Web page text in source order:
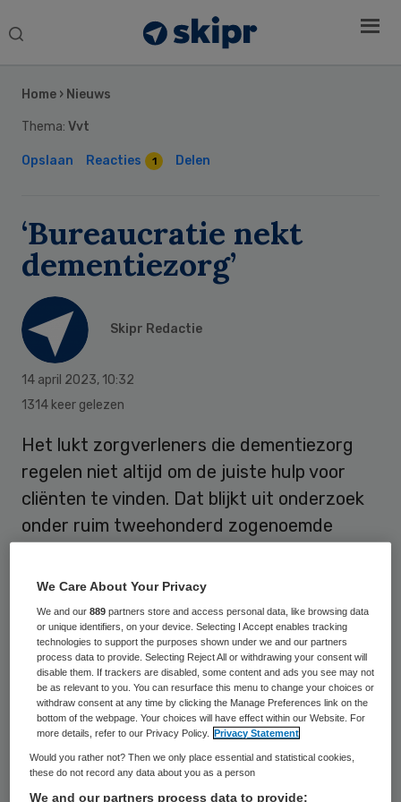
Search
Home › Nieuws
Thema: Vvt
Opslaan Reacties 1 Delen
‘Bureaucratie nekt
dementiezorg’
Skipr Redactie
14 april 2023, 10:32
1314 keer gelezen
Het lukt zorgverleners die dementiezorg
regelen niet altijd om de juiste hulp voor
cliënten te vinden. Dat blijkt uit onderzoek
onder ruim tweehonderd zogenoemde
gepresenteerd, schrijft het
Vier van de vijf zorgmedewerkers maken
zich zorgen over de toekomst van
dementiezorg. Nu al hebben zo’n 290.000
Nederlanders de diagnose dementie. Met
de groei van het aantal ouderen neemt het
aantal mensen met dementie naar
Sidebar
We Care About Your Privacy
We and our889 partners store and access personal data, like browsing data
or unique identifiers, on your device. Selecting I Accept enables tracking
technologies to support the purposes shown under we and our partners
process data to provide. Selecting Reject All or withdrawing your consent will
disable them. If trackers are disabled, some content and ads you see may not
be as relevant to you. You can resurface this menu to change your choices or
withdraw consent at any time by clicking the Manage Preferences link on the
bottom of the webpage. Your choices will have effect within our Website. For
more details, refer to our Privacy Policy.
Privacy Statement
Would you rather not? Then we only place essential and statistical cookies,
these do not record any data about you as a person
We and our partners process data to provide: